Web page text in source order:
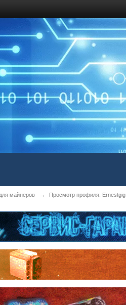
майнеров → Просмотр профиля: Ernestgig